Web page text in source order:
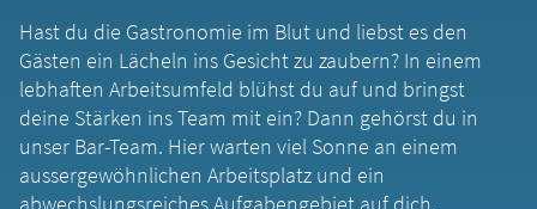
Hast du die Gastronomie im Blut und liebst es den
Gästen ein Lächeln ins Gesicht zu zaubern? In einem
lebhaften Arbeitsumfeld blühst du auf und bringst
deine Stärken ins Team mit ein? Dann gehörst du in
unser Bar-Team. Hier warten viel Sonne an einem
aussergewöhnlichen Arbeitsplatz und ein